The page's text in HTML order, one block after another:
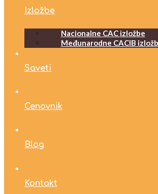
Izložbe
Nacionalne CAC izložbe
Međunarodne CACIB
Saveti
Cenovnik
Blog
Kontakt